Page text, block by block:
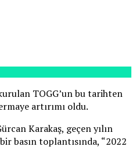
TOGG’un bu tarihten
artırımı oldu.
Karakaş, geçen yılın
basın toplantısında, “2022